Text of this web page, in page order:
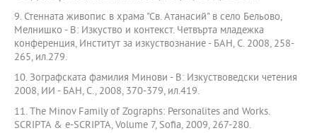
9. Стенната живопис в храма "Св. Атанасий" в село Бельово,
Мелнишко - В: Изкуство и контекст. Четвърта младежка
конференция, Институт за изкуствознание - БАН, С. 2008, 258-
265, ил.279.
10. Зографската фамилия Минови - В: Изкуствоведски четения
2008, ИИ - БАН, С., 2008, 370-379, ил.419.
11. The Minov Family of Zographs: Personalites and Works.
SCRIPTA & e-SCRIPTA, Volume 7, Sofia, 2009, 267-280.